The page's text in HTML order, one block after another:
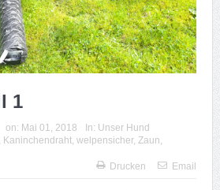
1
on: Mai 01, 2018 In: Unser Hund
Kaninchendraht, welpensicher, Zaun,
Drucken Email